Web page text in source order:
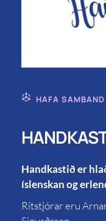
HAFA SAMBAND
Handkastið er
íslenskan og
Ritstjórar eru